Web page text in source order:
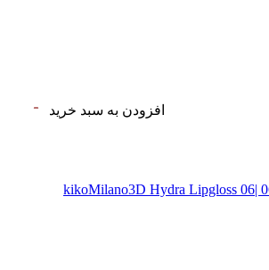
افزودن به سبد خرید